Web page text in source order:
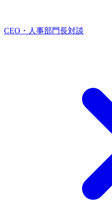
CEO・人事部門長対談